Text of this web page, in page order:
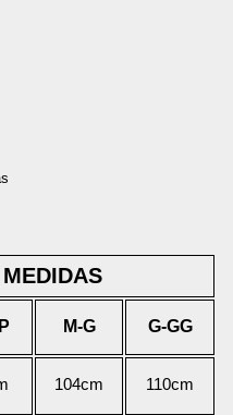
M-G G-GG
104cm 110cm